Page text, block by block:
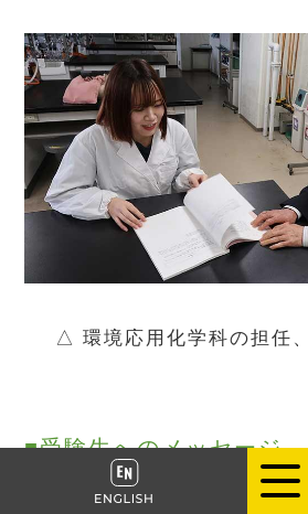
△ 環境応用化学科の担任、
■受験生へのメッセージ